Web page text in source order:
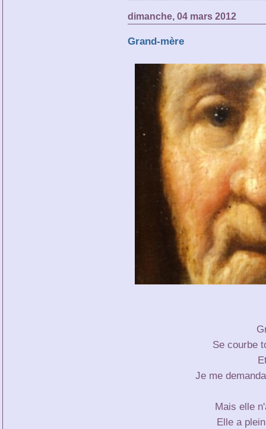
dimanche, 04 mars 2012
Grand-mère
Se courbe
Je me
Mais elle
Elle a